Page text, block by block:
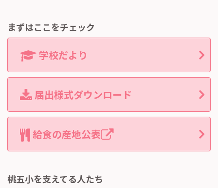
まずはここをチェック
学校だより
届出様式ダウンロード
給食の産地公表
桃五小を支えてる人たち